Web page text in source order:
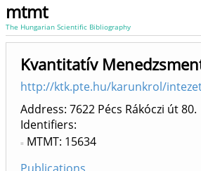
mtmt
The Hungarian Scientific Bibliography
Kvantitatív
http://ktk.pte.hu/karunkrol/
Address: 7622 Pécs Rákóczi út 80.
Identifiers
MTMT: 15634